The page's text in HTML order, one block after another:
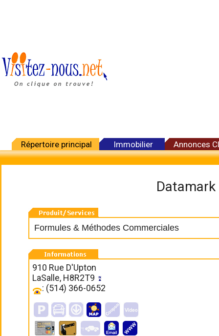
Répertoire principal Immobilier Annonces
Formules & Méthodes Commerciales
910 Rue D'Upton
LaSalle, H8R2T9
: (514) 366-0652